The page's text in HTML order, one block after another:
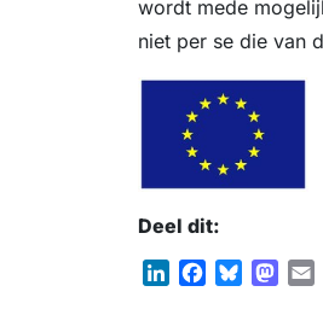
wordt mede
niet per se die van
Deel dit:
M